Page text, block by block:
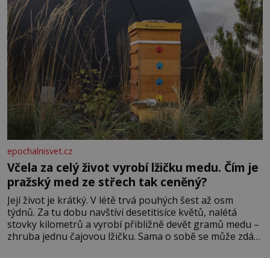
epochalnisvet.cz
Včela za celý život vyrobí lžičku medu. Čím je
pražský med ze střech tak ceněný?
Její život je krátký. V létě trvá pouhých šest až osm
týdnů. Za tu dobu navštíví desetitisíce květů, nalétá
stovky kilometrů a vyrobí přibližně devět gramů medu –
zhruba jednu čajovou lžičku. Sama o sobě se může zdát